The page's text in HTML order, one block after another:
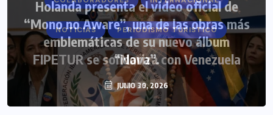
Holanda presenta el video oficial de
“Mono no Aware”, una de las obras más
emblemáticas de su nuevo álbum
“Nova”.
JULIO 30, 2026
NOTICIAS PERIODISMO TURISTICO
FIPETUR se solidariza con Venezuela
JUNIO 29, 2026